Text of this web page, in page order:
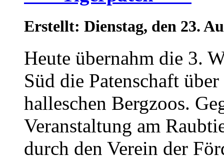
Erstellt: Dienstag, den 23.
Heute übernahm die 3.
Süd die Patenschaft
halleschen Bergzoos.
Veranstaltung am
durch den Verein der